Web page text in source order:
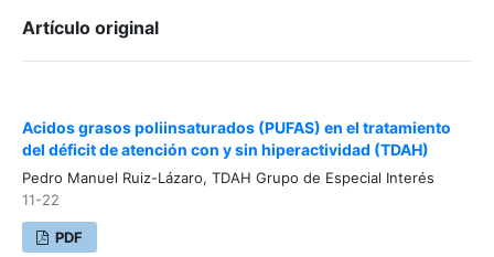
Artículo original
Acidos grasos poliinsaturados (PUFAS) en el tratamiento
del déficit de atención con y sin hiperactividad (TDAH)
Pedro Manuel Ruiz-Lázaro, TDAH Grupo de Especial Interés
11-22
PDF